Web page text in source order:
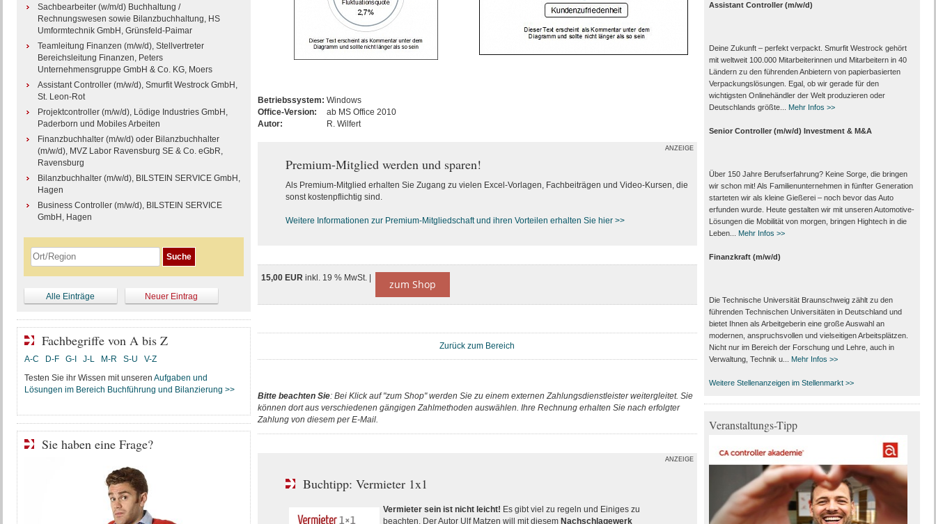
Betriebssystem: Windows
Office-Version:
ab MS Office 2010
Autor:
R. Wilfert
ANZEIGE
Premium-Mitglied werden und sparen!
Als Premium-Mitglied erhalten Sie Zugang zu vielen Excel-Vorlagen, Fachbeiträgen und Video-Kursen, die
sonst kostenpflichtig sind.
Weitere Informationen zur Premium-Mitgliedschaft und ihren Vorteilen erhalten Sie hier >>
15,00 EUR inkl. 19 % MwSt. | zum Shop
Zurück zum Bereich
Bitte beachten Sie: Bei Klick auf "zum Shop" werden Sie zu einem externen Zahlungsdienstleister weitergleitet. Sie
können dort aus verschiedenen gängigen Zahlmethoden auswählen. Ihre Rechnung erhalten Sie nach erfolgter
Zahlung von diesem per E-Mail.
ANZEIGE
Buchtipp: Vermieter 1x1
Vermieter sein ist nicht leicht! Es gibt viel zu regeln und Einiges zu
beachten. Der Autor Ulf Matzen will mit diesem Nachschlagewerk
Sachbearbeiter (w/m/d) Buchhaltung /
Rechnungswesen sowie Bilanzbuchhaltung, HS
Umformtechnik GmbH, Grünsfeld-Paimar
Teamleitung Finanzen (m/w/d), Stellvertreter
Bereichsleitung Finanzen, Peters
Unternehmensgruppe GmbH & Co. KG, Moers
Assistant Controller (m/w/d), Smurfit Westrock GmbH,
St. Leon-Rot
Projektcontroller (m/w/d), Lödige Industries GmbH,
Paderborn und Mobiles Arbeiten
Finanzbuchhalter (m/w/d) oder Bilanzbuchhalter
(m/w/d), MVZ Labor Ravensburg SE & Co. eGbR,
Ravensburg
Bilanzbuchhalter (m/w/d), BILSTEIN SERVICE GmbH,
Hagen
Business Controller (m/w/d), BILSTEIN SERVICE
GmbH, Hagen
Alle Einträge Neuer Eintrag
Fachbegriffe von A bis Z
A-C D-F G-I J-L M-R S-U
V-Z
Testen Sie ihr Wissen mit unseren Aufgaben und
Lösungen im Bereich Buchführung und Bilanzierung >>
Sie haben eine Frage?
Assistant Controller (m/w/d)
Deine Zukunft – perfekt verpackt. Smurfit Westrock gehört
mit weltweit 100.000 Mitarbeiter­innen und Mitarbeitern in 40
Ländern zu den führenden Anbietern von papier­basierten
Verpackungs­lösungen. Egal, ob wir gerade für den
wichtigsten Onlinehändler der Welt produzieren oder
Deutschlands größte...
Mehr Infos >>
Senior Controller (m/w/d) Investment & M&A
Über 150 Jahre Berufserfahrung? Keine Sorge, die bringen
wir schon mit! Als Familienunternehmen in fünfter Generation
starteten wir als kleine Gießerei – noch bevor das Auto
erfunden wurde. Heute gestalten wir mit unseren Automotive-
Lösungen die Mobilität von morgen, bringen Hightech in die
Leben...
Mehr Infos >>
Finanzkraft (m/w/d)
Die Technische Universität Braunschweig zählt zu den
führenden Technischen Universitäten in Deutschland und
bietet Ihnen als Arbeit­geberin eine große Auswahl an
modernen, anspruchsvollen und vielseitigen Arbeits­plätzen.
Nicht nur im Bereich der Forschung und Lehre, auch in
Verwaltung, Technik u...
Mehr Infos >>
Weitere Stellenanzeigen im Stellenmarkt >>
Veranstaltungs-Tipp